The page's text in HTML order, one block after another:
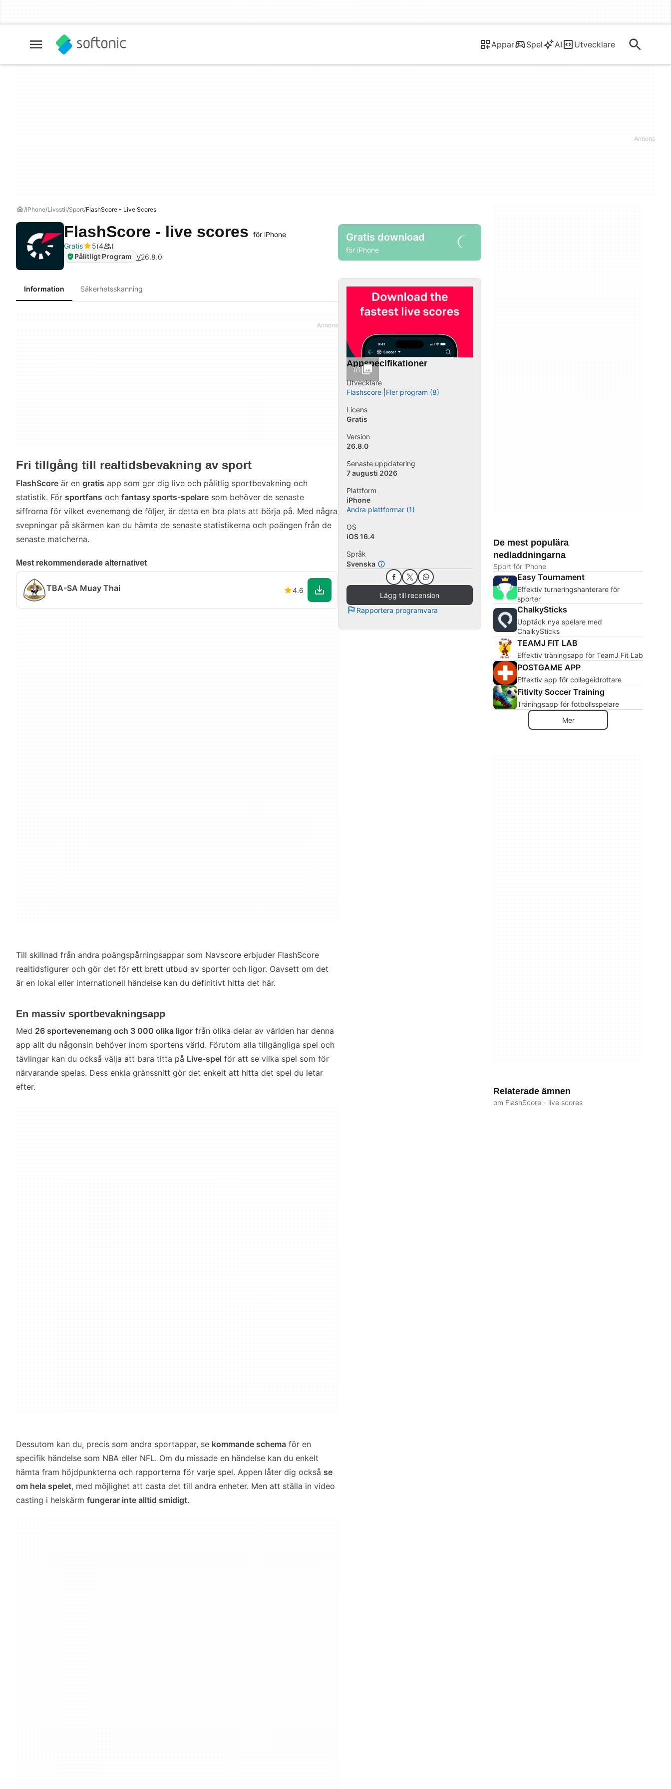
Appar Spel AI Utvecklare
IPhone Livsstil Sport FlashScore - Live Scores
FlashScore - live scores för iPhone
Gratis
5 4
Pålitligt Program V26.8.0
Gratis download
för iPhone
Information Säkerhetsskanning
Fri tillgång till realtidsbevakning av sport
FlashScore är en gratis app som ger dig live och pålitlig sportbevakning och
statistik. För sportfans och fantasy sports-spelare som behöver de senaste
siffrorna för vilket evenemang de följer, är detta en bra plats att börja på. Med några
svepningar på skärmen kan du hämta de senaste statistikerna och poängen från de
senaste matcherna.
Mest rekommenderade alternativet
TBA-SA Muay Thai 4.6
Till skillnad från andra poängspårningsappar som Navscore erbjuder FlashScore
realtidsfigurer och gör det för ett brett utbud av sporter och ligor. Oavsett om det
är en lokal eller internationell händelse kan du definitivt hitta det här.
En massiv sportbevakningsapp
Med 26 sportevenemang och 3 000 olika ligor från olika delar av världen har denna
app allt du någonsin behöver inom sportens värld. Förutom alla tillgängliga spel och
tävlingar kan du också välja att bara titta på Live-spel för att se vilka spel som för
närvarande spelas. Dess enkla gränssnitt gör det enkelt att hitta det spel du letar
efter.
Dessutom kan du, precis som andra sportappar, se kommande schema för en
specifik händelse som NBA eller NFL. Om du missade en händelse kan du enkelt
hämta fram höjdpunkterna och rapporterna för varje spel. Appen låter dig också se
om hela spelet, med möjlighet att casta det till andra enheter. Men att ställa in video
casting i helskärm fungerar inte alltid smidigt.
1/1
Appspecifikationer
Utvecklare
Flashscore Fler program (8)
Licens
Gratis
Version
26.8.0
Senaste uppdatering
7 augusti 2026
Plattform
iPhone
Andra plattformar (1)
OS
iOS 16.4
Språk
Svenska
Lägg till recension
Rapportera programvara
De mest populära
nedladdningarna
Sport för iPhone
Easy Tournament
Effektiv turneringshanterare för
sporter
ChalkySticks
Upptäck nya spelare med
ChalkySticks
TEAMJ FIT LAB
Effektiv träningsapp för TeamJ Fit Lab
POSTGAME APP
Effektiv app för collegeidrottare
Fitivity Soccer Training
Träningsapp för fotbollsspelare
Mer
Relaterade ämnen
om FlashScore - live scores